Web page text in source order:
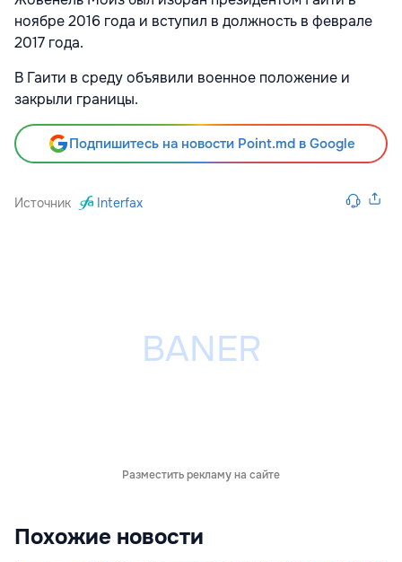
ноябре 2016 года и вступил в должность в феврале
2017 года.
В Гаити в среду объявили военное положение и
закрыли границы.
Подпишитесь на новости Point.md в Google
Источник Interfax
Разместить рекламу на сайте
Похожие новости